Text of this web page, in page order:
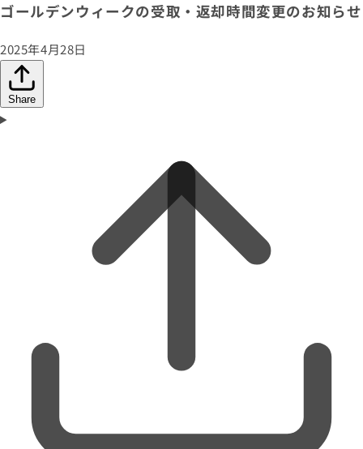
ゴールデンウィークの受取・返却時間変更のお知らせ
2025年4月28日
Share